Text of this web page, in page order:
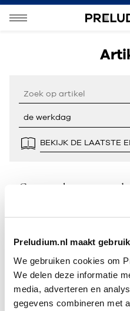
Preludium.nl maakt
We gebruiken cookies om
We delen deze informatie
media, adverteren en
gegevens combineren met
BEKIJK DE LAATSTE
Geen resultaten